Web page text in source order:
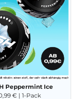
Peppermint Ice
€ | 1-Pack